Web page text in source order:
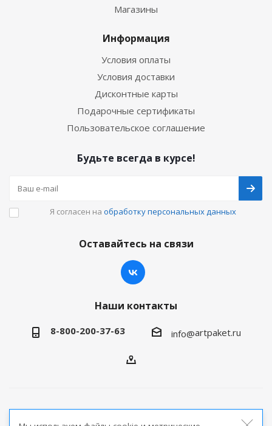
Магазины
Информация
Условия оплаты
Условия доставки
Дисконтные карты
Подарочные сертификаты
Пользовательское соглашение
Будьте всегда в курсе!
Я согласен на обработку персональных данных
Оставайтесь на связи
Наши контакты
8-800-200-37-63 info@artpaket.ru